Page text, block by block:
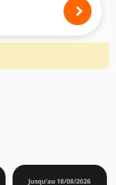
véhicule ci-dessous :
titre indicatif. Il est
dimension des pneus
de charge et de
soit complète.